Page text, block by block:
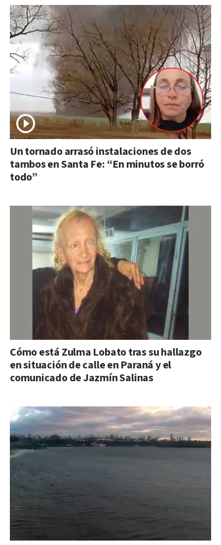
Un tornado arrasó instalaciones de dos
tambos en Santa Fe: “En minutos se borró
todo”
Cómo está Zulma Lobato tras su hallazgo
en situación de calle en Paraná y el
comunicado de Jazmín Salinas